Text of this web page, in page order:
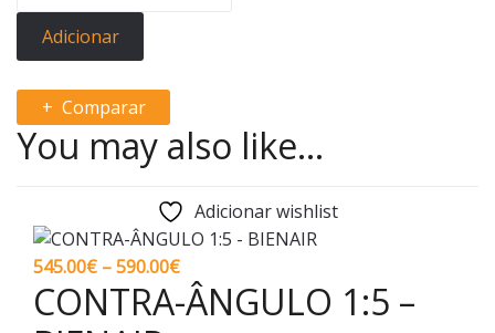
10:1
L
Adicionar
Comparar
You may also like…
Adicionar wishlist
545.00€ –590.00€Price
range:
545.00€
CONTRA-ÂNGULO 1:5 –